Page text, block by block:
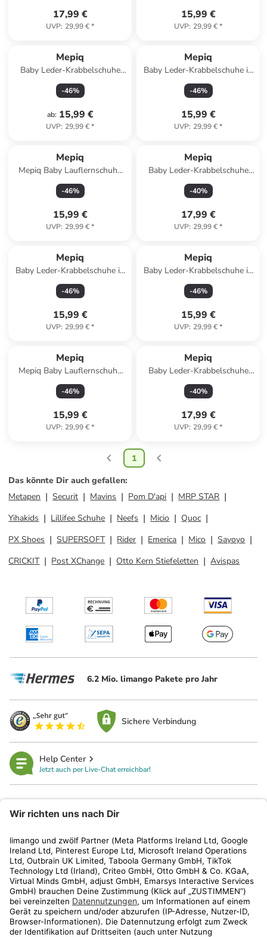
17,99 €
UVP: 29,99 €*
15,99 €
UVP: 29,99 €*
Mepiq
Baby Leder-Krabbelschuhe
"Fuchs" in Schwarz
-46%
ab: 15,99 €
UVP: 29,99 €*
Mepiq
Baby Leder-Krabbelschuhe in
Dunkelblau
-46%
15,99 €
UVP: 29,99 €*
Mepiq
Mepiq Baby Lauflernschuhe
aus 100 % Leder mit
rutschfester Sohle
-46%
15,99 €
UVP: 29,99 €*
Mepiq
Baby Leder-Krabbelschuhe
"Birdie" in Schwarz
-40%
17,99 €
UVP: 29,99 €*
Mepiq
Baby Leder-Krabbelschuhe in
Grau
-46%
15,99 €
UVP: 29,99 €*
Mepiq
Baby Leder-Krabbelschuhe in
Braun
-46%
15,99 €
UVP: 29,99 €*
Mepiq
Mepiq Baby Lauflernschuhe
aus 100 % Leder mit
rutschfester Sohle
-46%
15,99 €
UVP: 29,99 €*
Mepiq
Baby Leder-Krabbelschuhe
"Elefant" in Braun
-40%
17,99 €
UVP: 29,99 €*
1
Das könnte Dir auch gefallen:
Metapen
Securit Mavins Pom D'api
MRP STAR
Yihakids
Lillifee Schuhe Neefs Micio
Quoc
PX Shoes
SUPERSOFT Rider Emerica Mico
Sayoyo
CRICKIT
Post XChange Otto Kern Stiefeletten Avispas
6.2 Mio. limango Pakete pro Jahr
Sichere Verbindung
Help Center
Jetzt auch per Live-Chat erreichbar!
Kundenservice
Shop
Aktionen